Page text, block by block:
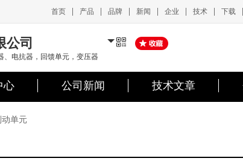
首页 产品 品牌 新闻 企业 技术 下载
公司
、电抗器，回馈单元，变压器
心 公司新闻 技术文章
单元